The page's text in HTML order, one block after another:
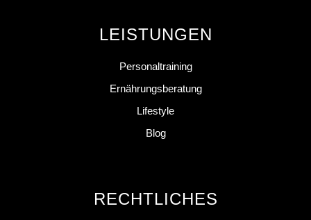
LEISTUNGEN
Personaltraining
Ernährungsberatung
Lifestyle
Blog
RECHTLICHES